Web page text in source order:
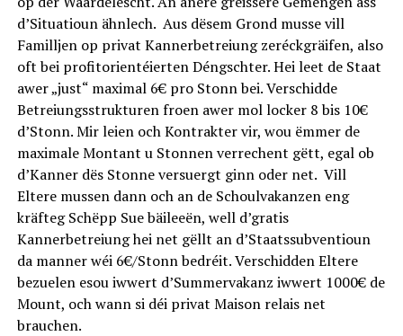
d’Situatioun ähnlech. Aus dësem Grond musse vill
Familljen op privat Kannerbetreiung zeréckgräifen, also
oft bei profitorientéierten Déngschter. Hei leet de Staat
awer „just“ maximal 6€ pro Stonn bei. Verschidde
Betreiungsstrukturen froen awer mol locker 8 bis 10€
d’Stonn. Mir leien och Kontrakter vir, wou ëmmer de
maximale Montant u Stonnen verrechent gëtt, egal ob
d’Kanner dës Stonne versuergt ginn oder net. Vill
Eltere mussen dann och an de Schoulvakanzen eng
kräfteg Schëpp Sue bäileeën, well d’gratis
Kannerbetreiung hei net gëllt an d’Staatssubventioun
da manner wéi 6€/Stonn bedréit. Verschidden Eltere
bezuelen esou iwwert d’Summervakanz iwwert 1000€ de
Mount, och wann si déi privat Maison relais net
brauchen.